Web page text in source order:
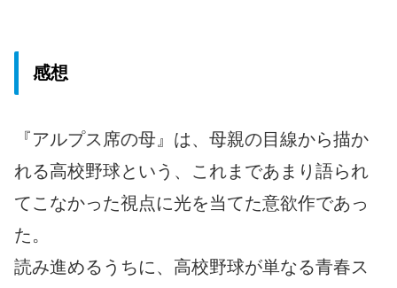
感想
『アルプス席の母』は、母親の目線から描か
れる高校野球という、これまであまり語られ
てこなかった視点に光を当てた意欲作であっ
た。
読み進めるうちに、高校野球が単なる青春ス